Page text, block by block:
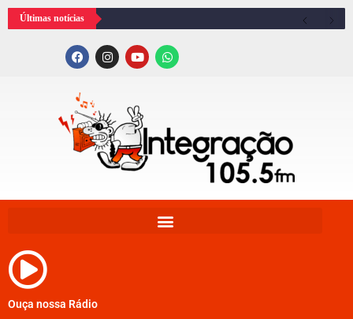
Últimas notícias
Ouça nossa Rádio